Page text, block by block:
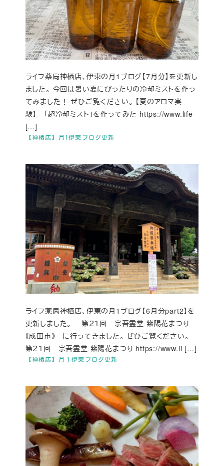
【神栖店】月1伊東ブログ更新
ライフ薬局神栖店、伊東の月1ブログ【7月分】を更新し
ました。 今回は暑い夏にぴったりの冷却ミストを作っ
てみました！ ぜひご覧ください。 【夏のアロマ実
験】 「超冷却ミスト」を作ってみた https://www.life-
[…]
【神栖店】月１伊東ブログ更新
ライフ薬局神栖店、伊東の月1ブログ【6月分part2】を
更新しました。 第２１回 宗吾霊堂 紫陽花まつり
《成田市》 に行ってきました。 ぜひご覧ください。
第２１回 宗吾霊堂 紫陽花まつり https://www.li […]